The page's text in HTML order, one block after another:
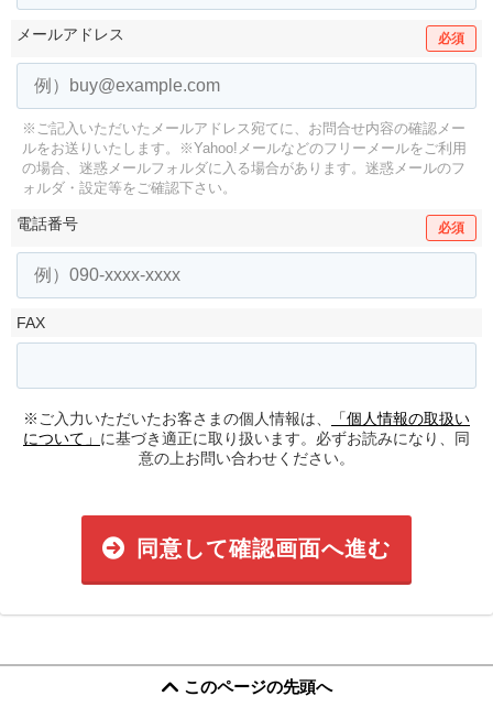
メールアドレス 必須
※ご記入いただいたメールアドレス宛てに、お問合せ内容の確認メー
ルをお送りいたします。
※Yahoo!メールなどのフリーメールをご利用
の場合、迷惑メールフォルダに入る場合があります。 迷惑メールのフ
ォルダ・設定等をご確認下さい。
電話番号 必須
FAX
※ご入力いただいたお客さまの個人情報は、
「個人情報の取扱い
について」 に基づき適正に取り扱います。必ずお読みになり、同
意の上お問い合わせください。
同意して確認画面へ進む
このページの先頭へ